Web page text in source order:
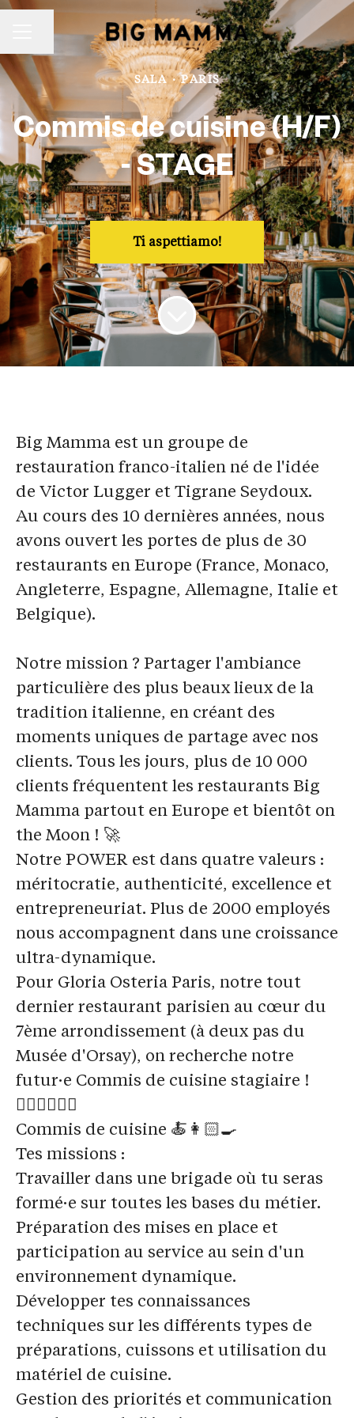
Menu carrière
Partager la page
SALA · PARIS
Commis de cuisine (H/F)
- STAGE
Ti aspettiamo!
Big Mamma est un groupe de
restauration franco-italien né de l'idée
de Victor Lugger et Tigrane Seydoux.
Au cours des 10 dernières années, nous
avons ouvert les portes de plus de 30
restaurants en Europe (France, Monaco,
Angleterre, Espagne, Allemagne, Italie et
Belgique).
Notre mission ? Partager l'ambiance
particulière des plus beaux lieux de la
tradition italienne, en créant des
moments uniques de partage avec nos
clients. Tous les jours, plus de 10 000
clients fréquentent les restaurants Big
Mamma partout en Europe et bientôt on
the Moon ! 🚀
Notre POWER est dans quatre valeurs :
méritocratie, authenticité, excellence et
entrepreneuriat. Plus de 2000 employés
nous accompagnent dans une croissance
ultra-dynamique.
Pour Gloria Osteria Paris, notre tout
dernier restaurant parisien au cœur du
7ème arrondissement (à deux pas du
Musée d'Orsay), on recherche notre
futur·e Commis de cuisine stagiaire !
🏃🏽‍♀️🏃🏻‍♂️
Commis de cuisine 🍝👩🏻‍🍳
Tes missions :
Travailler dans une brigade où tu seras
formé·e sur toutes les bases du métier.
Préparation des mises en place et
participation au service au sein d'un
environnement dynamique.
Développer tes connaissances
techniques sur les différents types de
préparations, cuissons et utilisation du
matériel de cuisine.
Gestion des priorités et communication